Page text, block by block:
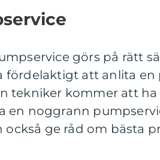
görs på rätt
fördelaktigt att anlita en
tekniker kommer att
en noggrann
ge råd om bästa